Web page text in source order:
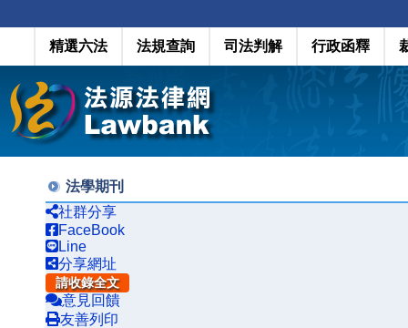
精選六法 法規查詢 司法判解 行政函釋
法學期刊
社群分享
FaceBook
Line
分享網址
請收錄全文
意見回饋
友善列印